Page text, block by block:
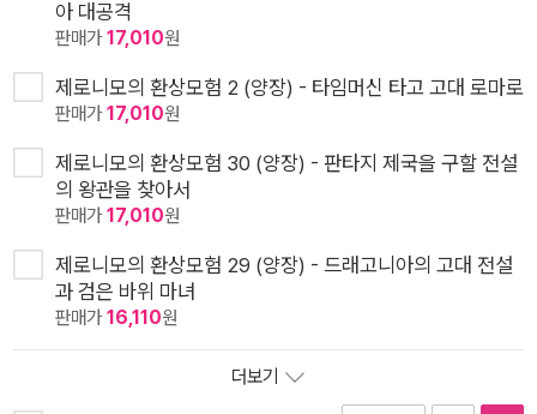
아 대공격
판매가17,010원
제로니모의 환상모험 2 (양장) - 타임머신 타고 고대 로마로
판매가17,010원
제로니모의 환상모험 30 (양장) - 판타지 제국을 구할 전설
의 왕관을 찾아서
판매가17,010원
제로니모의 환상모험 29 (양장) - 드래고니아의 고대 전설
과 검은 바위 마녀
판매가16,110원
더보기